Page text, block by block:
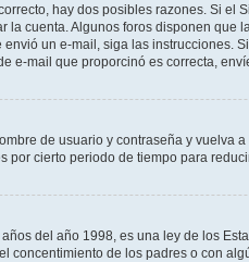
hay dos posibles razones. Si
cuenta. Algunos foros disponen
un e-mail, siga las
e-mail que proporcinó es correcta,
de usuario y contraseña y
cierto periodo de tiempo para
del año 1998, es una ley de los
concentimiento de los padres o con